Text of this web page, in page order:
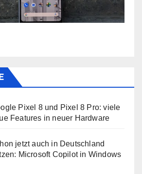
Pixel 8 und Pixel 8 Pro: viele
Features in neuer Hardware
jetzt auch in Deutschland
Microsoft Copilot in Windows